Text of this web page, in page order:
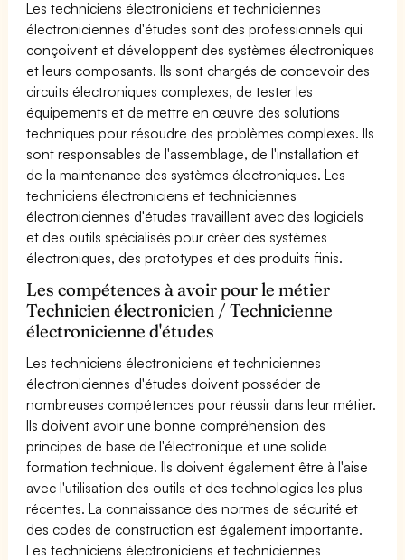
Les techniciens électroniciens et techniciennes
électroniciennes d'études sont des professionnels qui
conçoivent et développent des systèmes électroniques
et leurs composants. Ils sont chargés de concevoir des
circuits électroniques complexes, de tester les
équipements et de mettre en œuvre des solutions
techniques pour résoudre des problèmes complexes. Ils
sont responsables de l'assemblage, de l'installation et
de la maintenance des systèmes électroniques. Les
techniciens électroniciens et techniciennes
électroniciennes d'études travaillent avec des logiciels
et des outils spécialisés pour créer des systèmes
électroniques, des prototypes et des produits finis.
Les compétences à avoir pour le métier
Technicien électronicien / Technicienne
électronicienne d'études
Les techniciens électroniciens et techniciennes
électroniciennes d'études doivent posséder de
nombreuses compétences pour réussir dans leur métier.
Ils doivent avoir une bonne compréhension des
principes de base de l'électronique et une solide
formation technique. Ils doivent également être à l'aise
avec l'utilisation des outils et des technologies les plus
récentes. La connaissance des normes de sécurité et
des codes de construction est également importante.
Les techniciens électroniciens et techniciennes